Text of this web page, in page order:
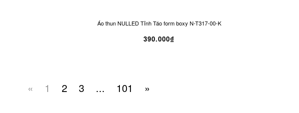
Áo thun NULLED Tỉnh Táo form boxy N-T317-00-K
390.000₫
« 1 2 3 ... 101 »